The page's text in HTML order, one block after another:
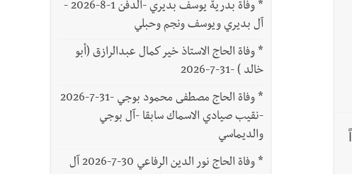
*
وفاة بدرية يوسف بديري -الدفن 1-8-2026 -
آل بديري ويوسف ونجم وحبلي
* وفاة الحاج الاستاذ خير كمال عبدالرازق (أبو
خالد ) -31-7-2026
*
وفاة الحاج مصطفى محمود بوجي -31-7-2026
-نقيب صيادي الاسماك سابقا -آل بوجي
والديماسي
*
وفاة الحاج نور الدين الرفاعي 30-7-2026 آل